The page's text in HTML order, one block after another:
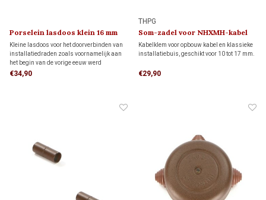
Porselein lasdoos klein 16 mm
Kleine lasdoos voor het doorverbinden van
installatiedraden zoals voornamelijk aan
het begin van de vorige eeuw werd
toegepast. Deze lasdoos is geschikt voor
€34,90
THPG
Som-zadel voor NHXMH-kabel
(20 stuks)
Kabelklem voor opbouw kabel en klassieke
installatiebuis, geschikt voor 10 tot 17 mm.
€29,90